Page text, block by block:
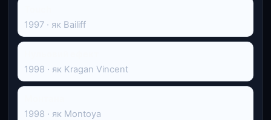
1997 · як Bailiff
1998 · як Kragan Vincent
1998 · як Montoya